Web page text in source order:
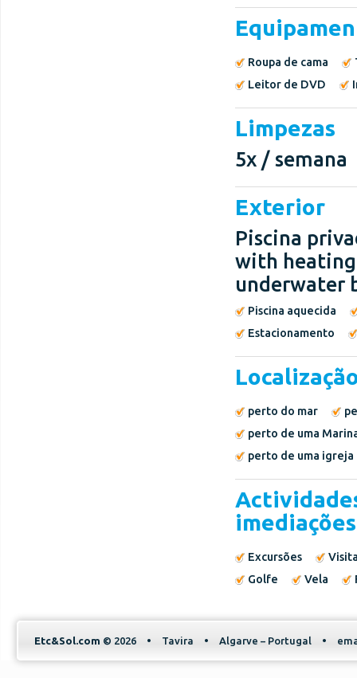
Roupa de cama
Leitor de DVD
Limpezas
5x / semana
Exterior
Piscina
with heating
underwater
Piscina aquecida
Estacionamento
perto do mar
perto de uma
perto de uma igreja
imediações
Excursões
Golfe
Vela
Etc&Sol.com © 2026 • Tavira • Algarve – Portugal •